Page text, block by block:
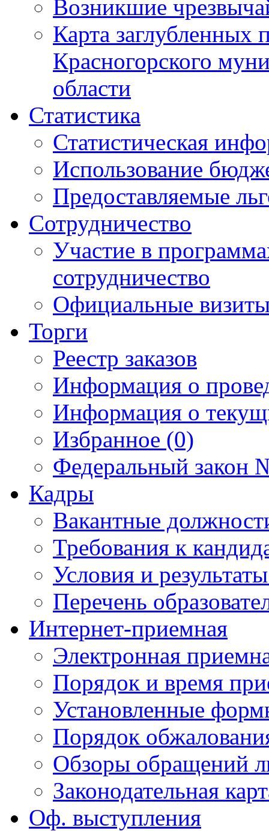
Возникшие
Карта
Красногорского
области
Статистика
Статистическая
Использование
Предоставляемые
Сотрудничество
Участие в
сотрудничество
Официальные
Торги
Реестр заказов
Информация о
Информация о
Избранное (0)
Федеральный закон
Кадры
Вакантные
Требования к
Условия и
Перечень
Интернет-приемная
Электронная
Порядок и время
Установленные
Порядок
Обзоры обращений
Законодательная
Оф. выступления